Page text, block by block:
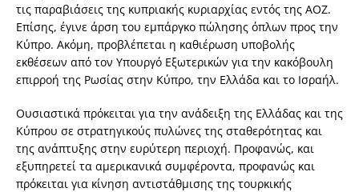
τις παραβιάσεις της κυπριακής κυριαρχίας εντός της ΑΟΖ.
Επίσης, έγινε άρση του εμπάργκο πώλησης όπλων προς την
Κύπρο. Ακόμη, προβλέπεται η καθιέρωση υποβολής
εκθέσεων από τον Υπουργό Εξωτερικών για την κακόβουλη
επιρροή της Ρωσίας στην Κύπρο, την Ελλάδα και το Ισραήλ.
Ουσιαστικά πρόκειται για την ανάδειξη της Ελλάδας και της
Κύπρου σε στρατηγικούς πυλώνες της σταθερότητας και
της ανάπτυξης στην ευρύτερη περιοχή. Προφανώς, και
εξυπηρετεί τα αμερικανικά συμφέροντα, προφανώς και
πρόκειται για κίνηση αντιστάθμισης της τουρκικής